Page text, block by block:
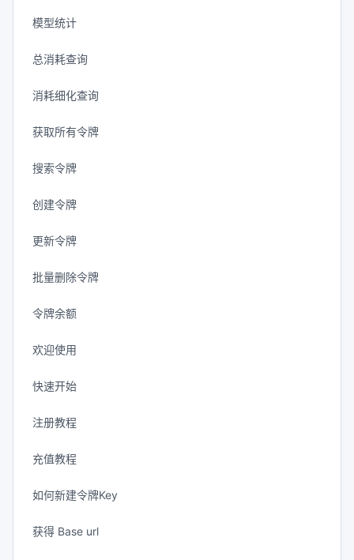
模型统计
总消耗查询
消耗细化查询
获取所有令牌
搜索令牌
创建令牌
更新令牌
批量删除令牌
令牌余额
欢迎使用
快速开始
注册教程
充值教程
如何新建令牌Key
获得 Base url